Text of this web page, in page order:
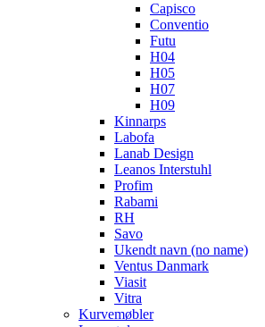
Capisco
Conventio
Futu
H04
H05
H07
H09
Kinnarps
Labofa
Lanab Design
Leanos Interstuhl
Profim
Rabami
RH
Savo
Ukendt navn (no name)
Ventus Danmark
Viasit
Vitra
Kurvemøbler